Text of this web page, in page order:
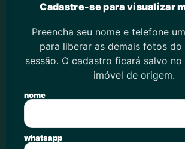
Cadastre-se para visualizar
Preencha seu nome e telefone
para liberar as demais fotos do
sessão. O cadastro ficará salvo
imóvel de origem.
nome
whatsapp